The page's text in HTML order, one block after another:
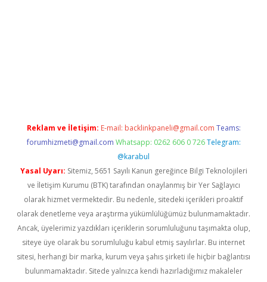
Reklam ve İletişim: E-mail: backlinkpaneli@gmail.com Teams:
forumhizmeti@gmail.com Whatsapp: 0262 606 0 726 Telegram:
@karabul
Yasal Uyarı: Sitemiz, 5651 Sayılı Kanun gereğince Bilgi Teknolojileri
ve İletişim Kurumu (BTK) tarafından onaylanmış bir Yer Sağlayıcı
olarak hizmet vermektedir. Bu nedenle, sitedeki içerikleri proaktif
olarak denetleme veya araştırma yükümlülüğümüz bulunmamaktadır.
Ancak, üyelerimiz yazdıkları içeriklerin sorumluluğunu taşımakta olup,
siteye üye olarak bu sorumluluğu kabul etmiş sayılırlar. Bu internet
sitesi, herhangi bir marka, kurum veya şahıs şirketi ile hiçbir bağlantısı
bulunmamaktadır. Sitede yalnızca kendi hazırladığımız makaleler